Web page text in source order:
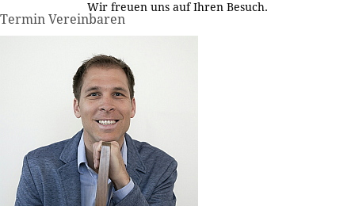
Wir freuen uns auf Ihren Besuch.
Termin Vereinbaren